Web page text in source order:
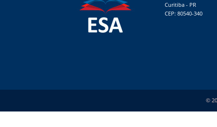
Curitiba - PR
CEP: 80540-340
©